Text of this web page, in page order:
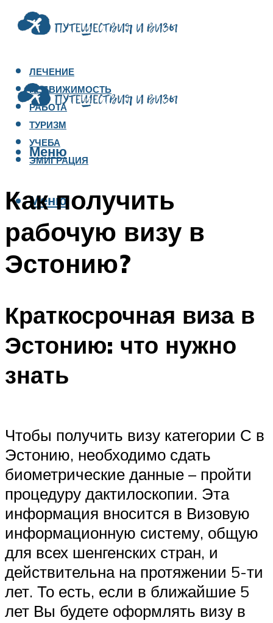
ЛЕЧЕНИЕ
НЕДВИЖИМОСТЬ
РАБОТА
ТУРИЗМ
УЧЕБА
ЭМИГРАЦИЯ
Меню
Меню
Как получить
рабочую визу в
Эстонию?
Краткосрочная виза в
Эстонию: что нужно
знать
Чтобы получить визу категории С в
Эстонию, необходимо сдать
биометрические данные – пройти
процедуру дактилоскопии. Эта
информация вносится в Визовую
информационную систему, общую
для всех шенгенских стран, и
действительна на протяжении 5-ти
лет. То есть, если в ближайшие 5
лет Вы будете оформлять визу в